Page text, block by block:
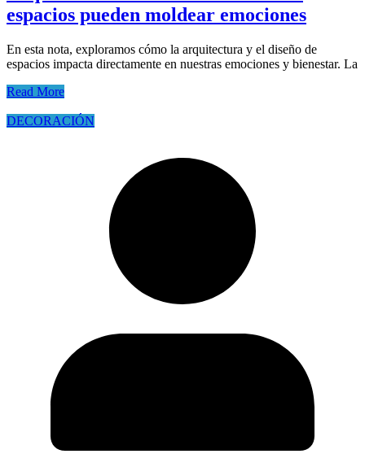
espacios pueden moldear emociones
En esta nota, exploramos cómo la arquitectura y el diseño de
espacios impacta directamente en nuestras emociones y bienestar. La
Read More
DECORACIÓN